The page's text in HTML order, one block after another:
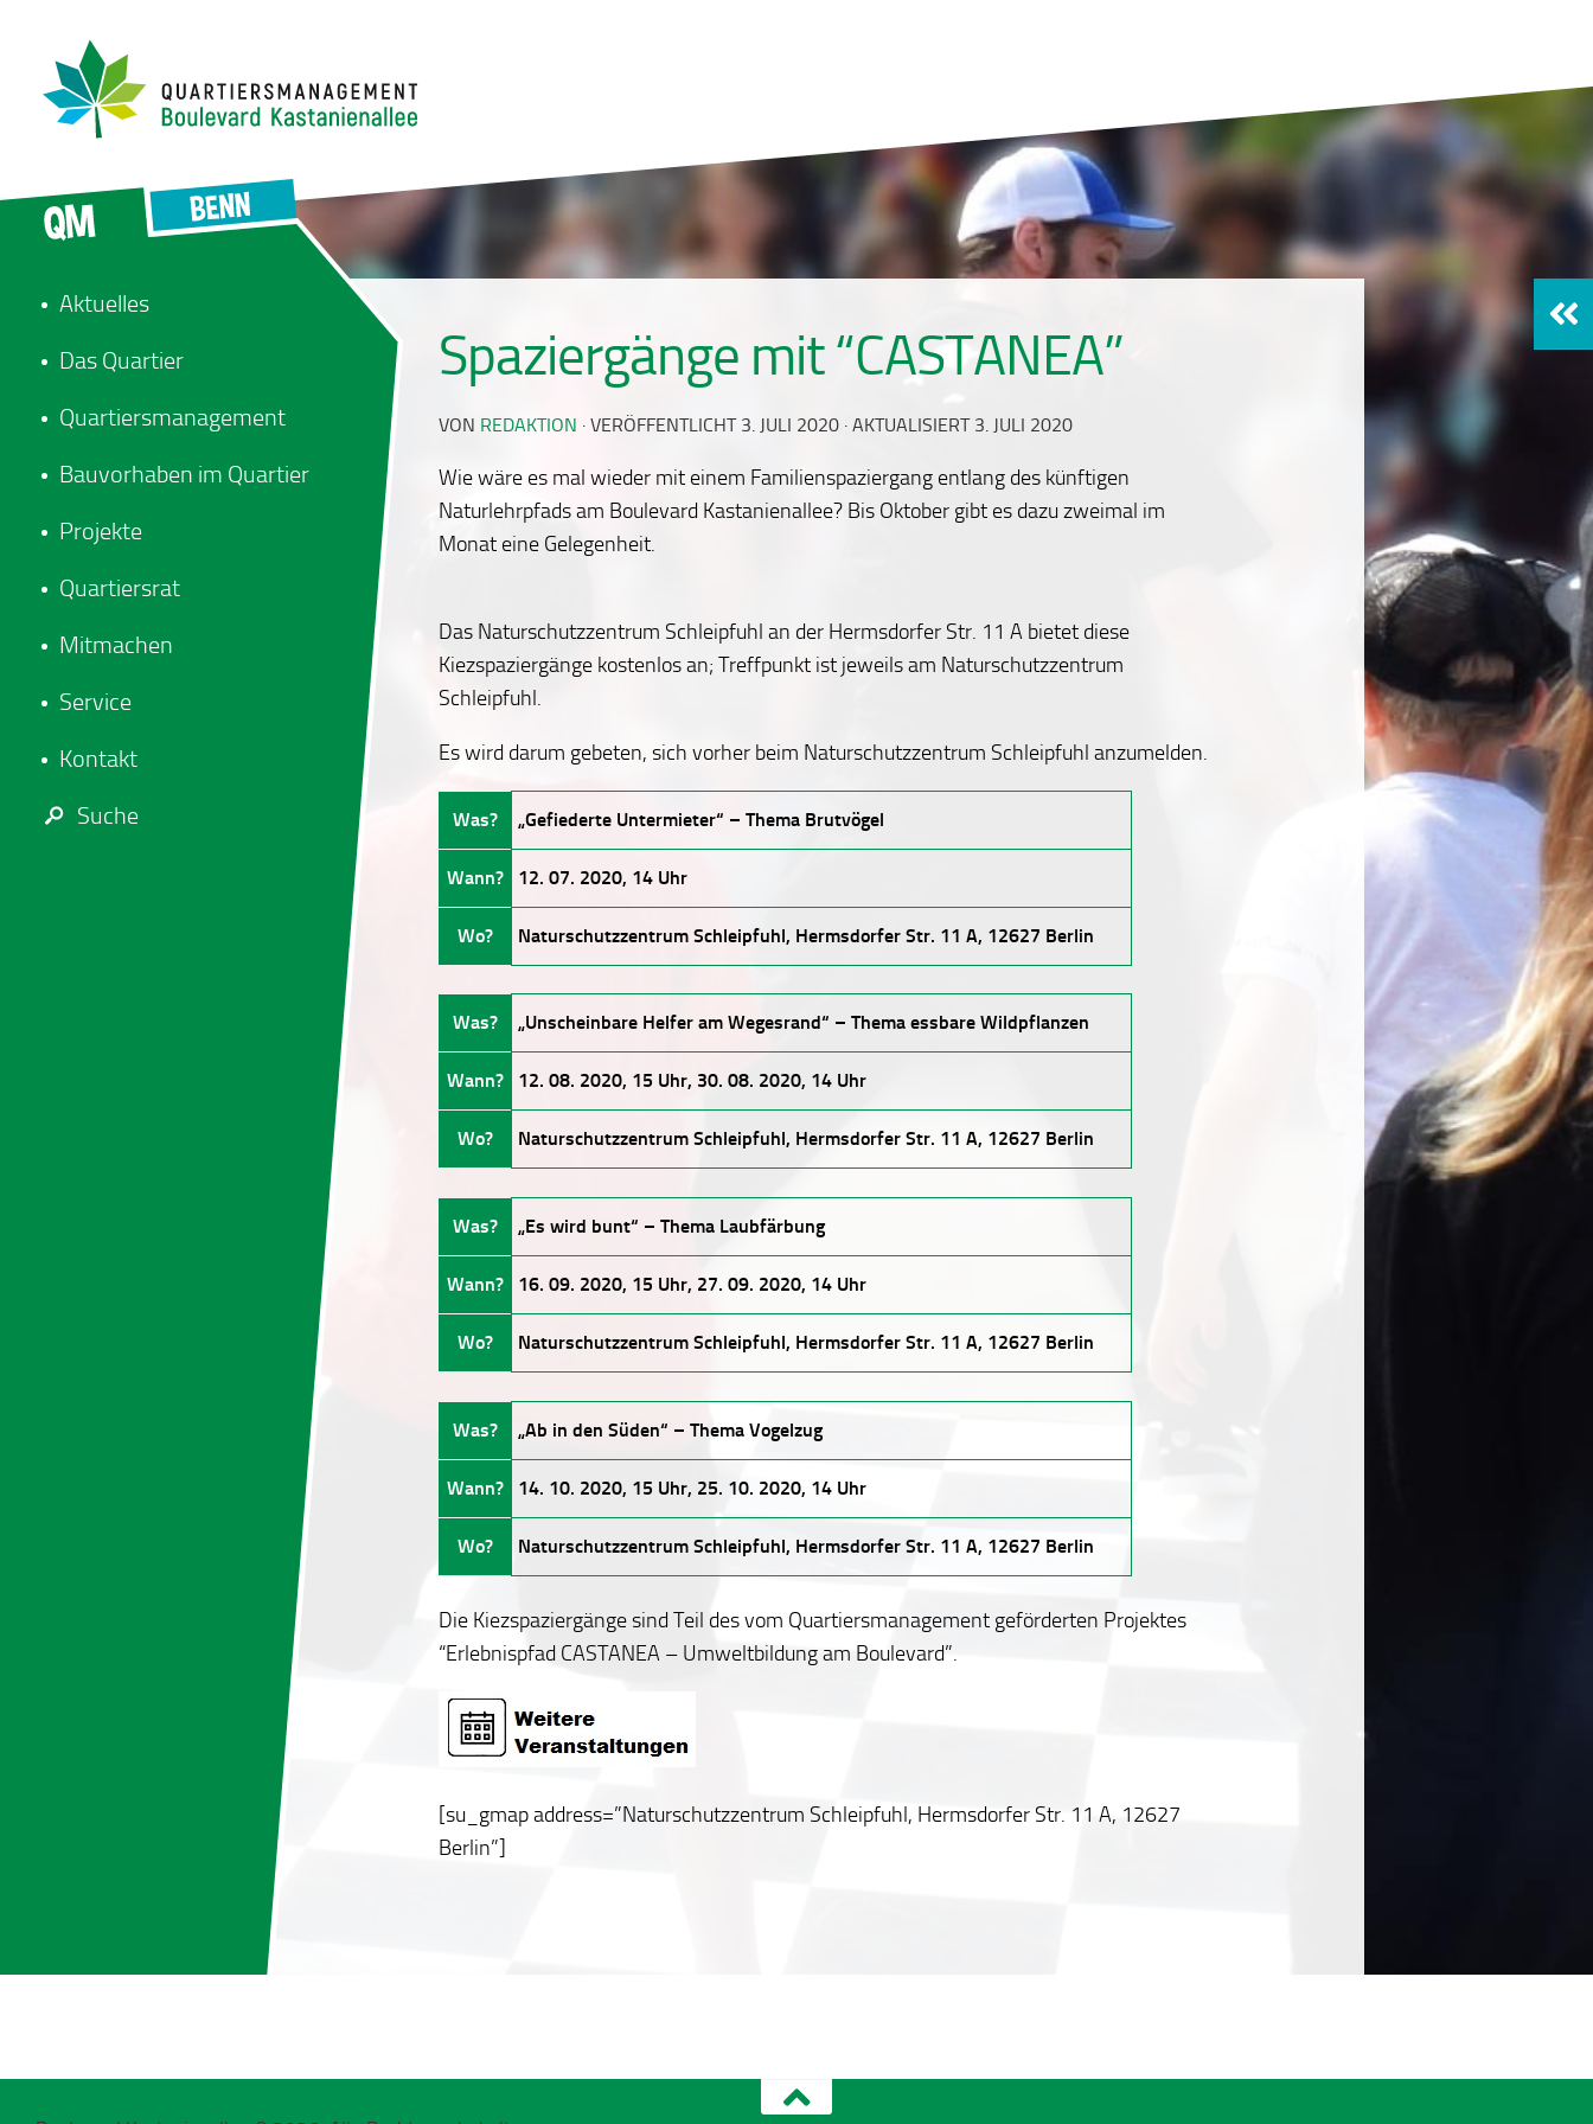
Spaziergänge mit “CASTANEA”
VON REDAKTION · VERÖFFENTLICHT 3. JULI 2020 · AKTUALISIERT 3. JULI 2020
Wie wäre es mal wieder mit einem Familienspaziergang entlang des künftigen
Naturlehrpfads am Boulevard Kastanienallee? Bis Oktober gibt es dazu zweimal im
Monat eine Gelegenheit.
Das Naturschutzzentrum Schleipfuhl an der Hermsdorfer Str. 11 A bietet diese
Kiezspaziergänge kostenlos an; Treffpunkt ist jeweils am Naturschutzzentrum
Schleipfuhl.
Es wird darum gebeten, sich vorher beim Naturschutzzentrum Schleipfuhl anzumelden.
Was? „Gefiederte Untermieter“ – Thema Brutvögel
Wann? 12. 07. 2020, 14 Uhr
Wo? Naturschutzzentrum Schleipfuhl, Hermsdorfer Str. 11 A, 12627 Berlin
Was? „Unscheinbare Helfer am Wegesrand“ – Thema essbare Wildpflanzen
Wann? 12. 08. 2020, 15 Uhr, 30. 08. 2020, 14 Uhr
Wo? Naturschutzzentrum Schleipfuhl, Hermsdorfer Str. 11 A, 12627 Berlin
Was? „Es wird bunt“ – Thema Laubfärbung
Wann? 16. 09. 2020, 15 Uhr, 27. 09. 2020, 14 Uhr
Wo? Naturschutzzentrum Schleipfuhl, Hermsdorfer Str. 11 A, 12627 Berlin
Was? „Ab in den Süden“ – Thema Vogelzug
Wann? 14. 10. 2020, 15 Uhr, 25. 10. 2020, 14 Uhr
Wo? Naturschutzzentrum Schleipfuhl, Hermsdorfer Str. 11 A, 12627 Berlin
Die Kiezspaziergänge sind Teil des vom Quartiersmanagement geförderten Projektes
“Erlebnispfad CASTANEA – Umweltbildung am Boulevard”.
[su_gmap address=”Naturschutzzentrum Schleipfuhl, Hermsdorfer Str. 11 A, 12627
Berlin”]
Aktuelles
Das Quartier
Quartiersmanagement
Bauvorhaben im Quartier
Projekte
Quartiersrat
Mitmachen
Service
Kontakt
Suche